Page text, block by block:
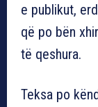
e publikut,
që po bën
të qeshura.
​Teksa po